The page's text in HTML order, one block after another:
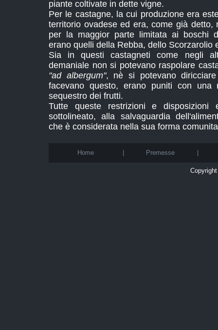
piante coltivate in dette vigne.
Per le castagne, la cui produzione era
territorio ovadese ed era, come già detto,
per la maggior parte limitata ai boschi
erano quelli della Rebba, dello Scorzarolio
Sia in questi castagneti come negli
demaniale non si potevano raspolare
"ad albergum", nè si potevano
facevano questo, erano puniti con
sequestro dei frutti.
Tutte queste restrizioni e disposizioni
sottolineato, alla salvaguardia
che è considerata nella sua forma
Home Premesse